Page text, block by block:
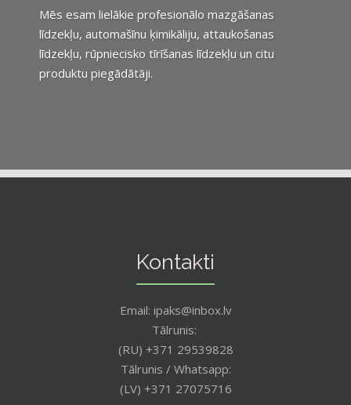
Mēs esam lielākie profesionālo mazgāšanas
līdzekļu, automašīnu ķimikāliju, attaukošanas
līdzekļu, rūpniecisko tīrīšanas līdzekļu un citu
produktu piegādātāji.
Kontakti
Email: ipaks@inbox.lv
Tālrunis:
(RU) +371 29539828
Tālrunis / Whatsapp:
(LV) +371 27075716